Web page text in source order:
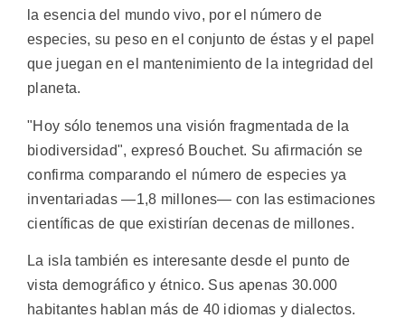
la esencia del mundo vivo, por el número de
especies, su peso en el conjunto de éstas y el papel
que juegan en el mantenimiento de la integridad del
planeta.
"Hoy sólo tenemos una visión fragmentada de la
biodiversidad", expresó Bouchet. Su afirmación se
confirma comparando el número de especies ya
inventariadas —1,8 millones— con las estimaciones
científicas de que existirían decenas de millones.
La isla también es interesante desde el punto de
vista demográfico y étnico. Sus apenas 30.000
habitantes hablan más de 40 idiomas y dialectos.